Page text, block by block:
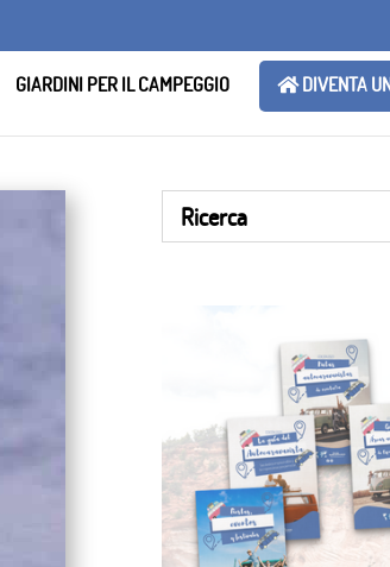
GIARDINI PER IL CAMPEGGIO DIVENTA